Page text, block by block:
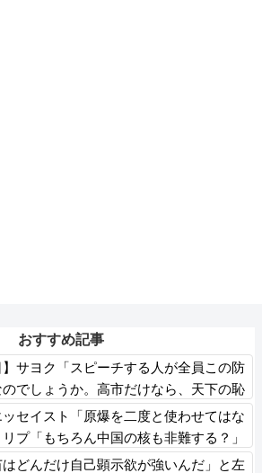
おすすめ記事
】サヨク「スピーチする人が全員この防
でしょうか。高市だけなら、天下の恥
」→石破茂も防弾ガラスで演説してまし
ッセイスト「原爆を二度と使わせてはな
プ「もちろん中国の核も非難する？」
はどんだけ自己顕示欲が強いんだ」と左